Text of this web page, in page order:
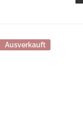
Ausverkauft